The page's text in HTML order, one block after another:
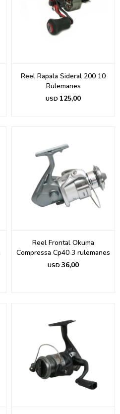
Reel Rapala Sideral 200 10
Rulemanes
USD 125,00
Reel Frontal Okuma
Compressa Cp40 3 rulemanes
USD 36,00